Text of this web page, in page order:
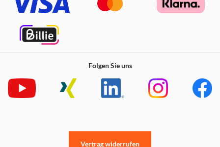
Folgen Sie uns
Vertrag widerrufen